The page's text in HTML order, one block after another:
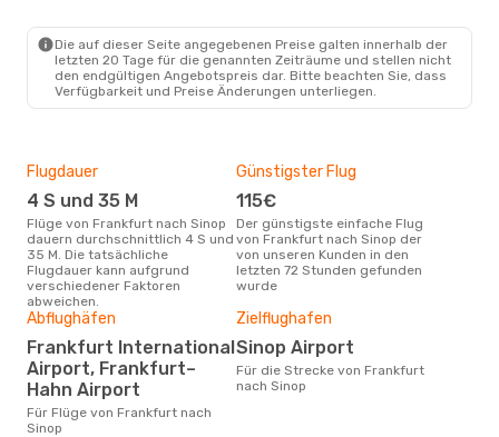
1 Zwischenstopp
1 Zwischenstopp
NOP- FRA
Die auf dieser Seite angegebenen Preise galten innerhalb der
letzten 20 Tage für die genannten Zeiträume und stellen nicht
den endgültigen Angebotspreis dar. Bitte beachten Sie, dass
Verfügbarkeit und Preise Änderungen unterliegen.
Flugdauer
4 S und 35 M
Flüge von Frankfurt nach Sinop
dauern durchschnittlich 4 S und
35 M. Die tatsächliche
Flugdauer kann aufgrund
verschiedener Faktoren
abweichen.
Günstigster Flug
115€
Der günstigste einfache Flug
von Frankfurt nach Sinop der
von unseren Kunden in den
letzten 72 Stunden gefunden
wurde
Abflughäfen
Frankfurt International
Airport, Frankfurt–
Hahn Airport
Für Flüge von Frankfurt nach
Sinop
Zielflughafen
Sinop Airport
Für die Strecke von Frankfurt
nach Sinop